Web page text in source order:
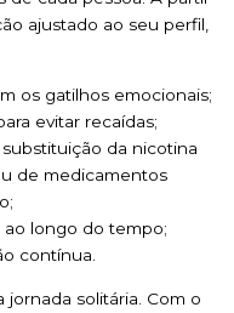
ajustado ao seu perfil,
os gatilhos emocionais;
evitar recaídas;
da nicotina
de medicamentos
longo do tempo;
contínua.
solitária. Com o